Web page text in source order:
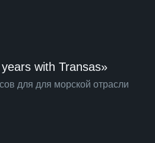
with Transas»
для для морской отрасли